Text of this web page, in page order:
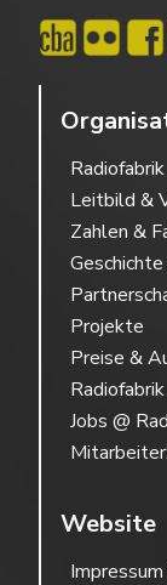
Leitbild &
Zahlen &
Projekte
Preise &
Jobs @
Website